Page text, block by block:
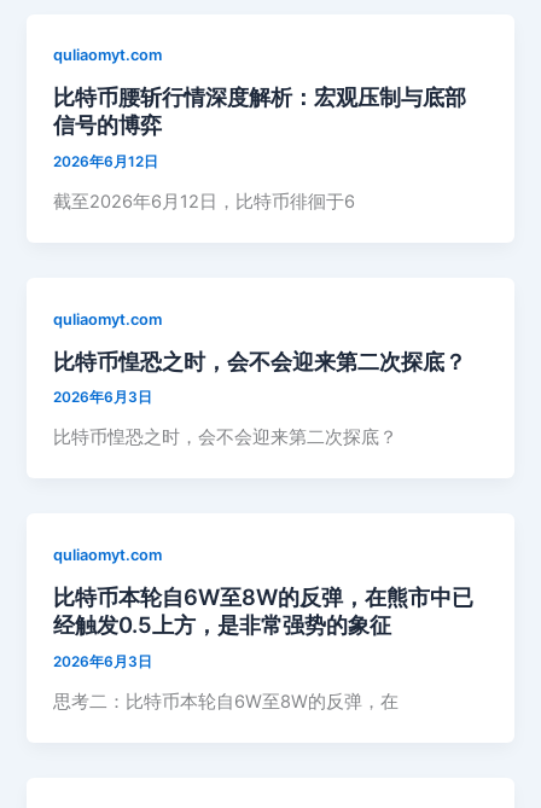
quliaomyt.com
比特币腰斩行情深度解析：宏观压制与底部
信号的博弈
2026年6月12日
截至2026年6月12日，比特币徘徊于6
quliaomyt.com
比特币惶恐之时，会不会迎来第二次探底？
2026年6月3日
比特币惶恐之时，会不会迎来第二次探底？
quliaomyt.com
比特币本轮自6W至8W的反弹，在熊市中已
经触发0.5上方，是非常强势的象征
2026年6月3日
思考二：比特币本轮自6W至8W的反弹，在